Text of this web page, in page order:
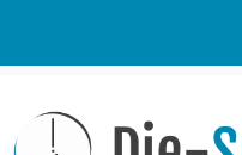
Kontakt / Tipp geben